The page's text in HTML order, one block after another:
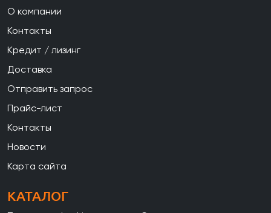
О компании
Контакты
Кредит / лизинг
Доставка
Отправить запрос
Прайс-лист
Контакты
Новости
Карта сайта
КАТАЛОГ